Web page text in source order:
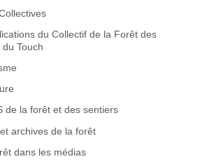
du Collectif de la Forêt des
Touch
de la forêt et des sentiers
archives de la forêt
dans les médias